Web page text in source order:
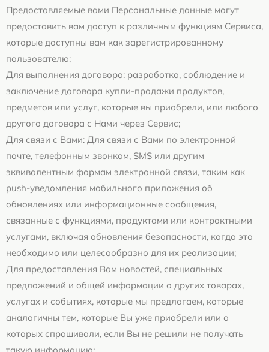
Предоставляемые вами Персональные данные могут
предоставить вам доступ к различным функциям Сервиса,
которые доступны вам как зарегистрированному
пользователю;
Для выполнения договора: разработка, соблюдение и
заключение договора купли-продажи продуктов,
предметов или услуг, которые вы приобрели, или любого
другого договора с Нами через Сервис;
Для связи с Вами: Для связи с Вами по электронной
почте, телефонным звонкам, SMS или другим
эквивалентным формам электронной связи, таким как
push-уведомления мобильного приложения об
обновлениях или информационные сообщения,
связанные с функциями, продуктами или контрактными
услугами, включая обновления безопасности, когда это
необходимо или целесообразно для их реализации;
Для предоставления Вам новостей, специальных
предложений и общей информации о других товарах,
услугах и событиях, которые мы предлагаем, которые
аналогичны тем, которые Вы уже приобрели или о
которых спрашивали, если Вы не решили не получать
такую информацию;